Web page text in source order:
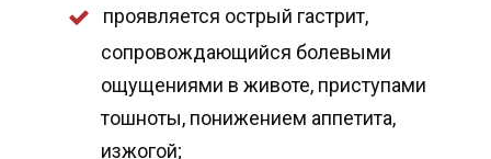
проявляется острый гастрит,
сопровождающийся болевыми
ощущениями в животе, приступами
тошноты, понижением аппетита,
изжогой;